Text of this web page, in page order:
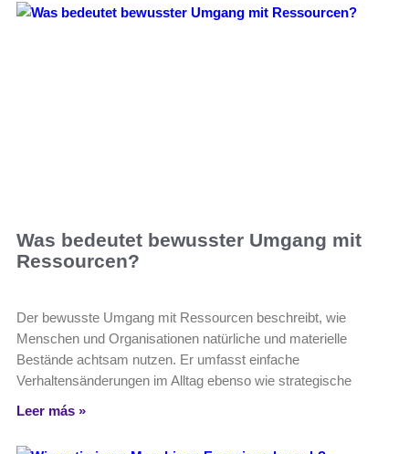
Was bedeutet bewusster Umgang mit
Ressourcen?
Der bewusste Umgang mit Ressourcen beschreibt, wie
Menschen und Organisationen natürliche und materielle
Bestände achtsam nutzen. Er umfasst einfache
Verhaltensänderungen im Alltag ebenso wie strategische
Leer más »